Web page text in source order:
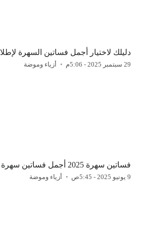
دليلك لاختيار أجمل فساتين السهرة
29 سبتمبر 2025 - 5:06م أزياء وموضة
فساتين سهرة 2025 أجمل فساتين سهرة فخمة وراقية
9 يونيو 2025 - 5:45ص أزياء وموضة